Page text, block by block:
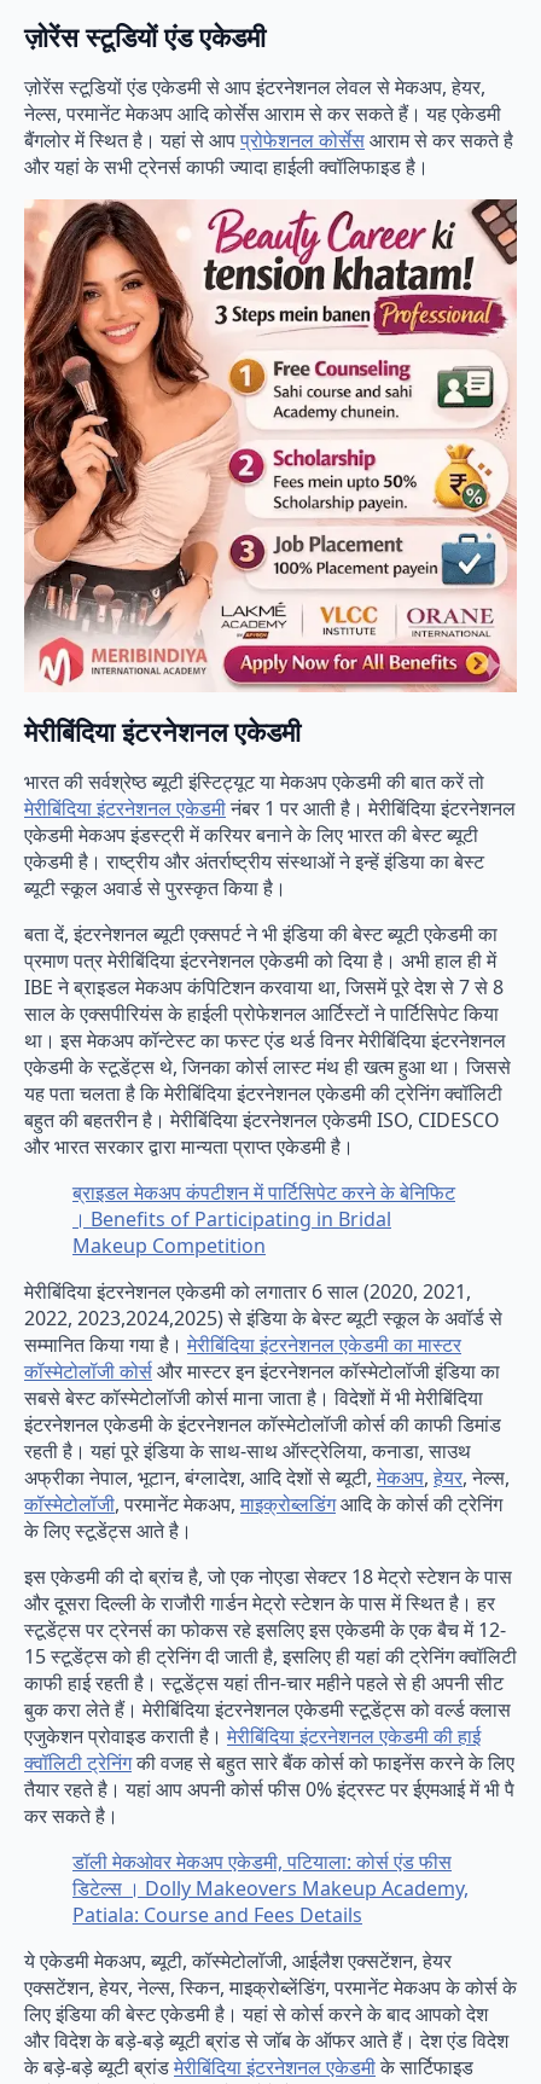
ज़ोरेंस स्टूडियों एंड एकेडमी
ज़ोरेंस स्टूडियों एंड एकेडमी से आप इंटरनेशनल लेवल से मेकअप, हेयर,
नेल्स, परमानेंट मेकअप आदि कोर्सेस आराम से कर सकते हैं। यह एकेडमी
बैंगलोर में स्थित है। यहां से आपप्रोफेशनल कोर्सेसआराम से कर सकते है
और यहां के सभी ट्रेनर्स काफी ज्यादा हाईली क्वॉलिफाइड है।
मेरीबिंदिया इंटरनेशनल एकेडमी
भारत की सर्वश्रेष्ठ ब्यूटी इंस्टिट्यूट या मेकअप एकेडमी की बात करें तो
मेरीबिंदिया इंटरनेशनल एकेडमीनंबर 1 पर आती है। मेरीबिंदिया इंटरनेशनल
एकेडमी मेकअप इंडस्ट्री में करियर बनाने के लिए भारत की बेस्ट ब्यूटी
एकेडमी है। राष्ट्रीय और अंतर्राष्ट्रीय संस्थाओं ने इन्हें इंडिया का बेस्ट
ब्यूटी स्कूल अवार्ड से पुरस्कृत किया है।
बता दें, इंटरनेशनल ब्यूटी एक्सपर्ट ने भी इंडिया की बेस्ट ब्यूटी एकेडमी का
प्रमाण पत्र मेरीबिंदिया इंटरनेशनल एकेडमी को दिया है। अभी हाल ही में
IBE ने ब्राइडल मेकअप कंपिटिशन करवाया था, जिसमें पूरे देश से 7 से 8
साल के एक्सपीरियंस के हाईली प्रोफेशनल आर्टिस्टों ने पार्टिसिपेट किया
था। इस मेकअप कॉन्टेस्ट का फस्ट एंड थर्ड विनर मेरीबिंदिया इंटरनेशनल
एकेडमी के स्टूडेंट्स थे, जिनका कोर्स लास्ट मंथ ही खत्म हुआ था। जिससे
यह पता चलता है कि मेरीबिंदिया इंटरनेशनल एकेडमी की ट्रेनिंग क्वॉलिटी
बहुत की बहतरीन है। मेरीबिंदिया इंटरनेशनल एकेडमी ISO, CIDESCO
और भारत सरकार द्वारा मान्यता प्राप्त एकेडमी है।
ब्राइडल मेकअप कंपटीशन में पार्टिसिपेट करने के बेनिफिट
। Benefits of Participating in Bridal
Makeup Competition
मेरीबिंदिया इंटरनेशनल एकेडमी को लगातार 6 साल (2020, 2021,
2022, 2023,2024,2025) से इंडिया के बेस्ट ब्यूटी स्कूल के अवॉर्ड से
सम्मानित किया गया है।मेरीबिंदिया इंटरनेशनल एकेडमी का मास्टर
कॉस्मेटोलॉजी कोर्सऔर मास्टर इन इंटरनेशनल कॉस्मेटोलॉजी इंडिया का
सबसे बेस्ट कॉस्मेटोलॉजी कोर्स माना जाता है। विदेशों में भी मेरीबिंदिया
इंटरनेशनल एकेडमी के इंटरनेशनल कॉस्मेटोलॉजी कोर्स की काफी डिमांड
रहती है। यहां पूरे इंडिया के साथ-साथ ऑस्ट्रेलिया, कनाडा, साउथ
अफ्रीका नेपाल, भूटान, बंग्लादेश, आदि देशों से ब्यूटी,मेकअप,हेयर, नेल्स,
कॉस्मेटोलॉजी, परमानेंट मेकअप,माइक्रोब्लडिंगआदि के कोर्स की ट्रेनिंग
के लिए स्टूडेंट्स आते है।
इस एकेडमी की दो ब्रांच है, जो एक नोएडा सेक्टर 18 मेट्रो स्टेशन के पास
और दूसरा दिल्ली के राजौरी गार्डन मेट्रो स्टेशन के पास में स्थित है। हर
स्टूडेंट्स पर ट्रेनर्स का फोकस रहे इसलिए इस एकेडमी के एक बैच में 12-
15 स्टूडेंट्स को ही ट्रेनिंग दी जाती है, इसलिए ही यहां की ट्रेनिंग क्वॉलिटी
काफी हाई रहती है। स्टूडेंट्स यहां तीन-चार महीने पहले से ही अपनी सीट
बुक करा लेते हैं। मेरीबिंदिया इंटरनेशनल एकेडमी स्टूडेंट्स को वर्ल्ड क्लास
एजुकेशन प्रोवाइड कराती है।मेरीबिंदिया इंटरनेशनल एकेडमी की हाई
क्वॉलिटी ट्रेनिंगकी वजह से बहुत सारे बैंक कोर्स को फाइनेंस करने के लिए
तैयार रहते है। यहां आप अपनी कोर्स फीस 0% इंट्रस्ट पर ईएमआई में भी पै
कर सकते है।
डॉली मेकओवर मेकअप एकेडमी, पटियाला: कोर्स एंड फीस
डिटेल्स । Dolly Makeovers Makeup Academy,
Patiala: Course and Fees Details
ये एकेडमी मेकअप, ब्यूटी, कॉस्मेटोलॉजी, आईलैश एक्सटेंशन, हेयर
एक्सटेंशन, हेयर, नेल्स, स्किन, माइक्रोब्लेंडिंग, परमानेंट मेकअप के कोर्स के
लिए इंडिया की बेस्ट एकेडमी है। यहां से कोर्स करने के बाद आपको देश
और विदेश के बड़े-बड़े ब्यूटी ब्रांड से जॉब के ऑफर आते हैं। देश एंड विदेश
के बड़े-बड़े ब्यूटी ब्रांडमेरीबिंदिया इंटरनेशनल एकेडमीके सार्टिफाइड